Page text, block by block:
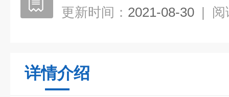
更新时间： 2021-08-30 | 阅
详情介绍